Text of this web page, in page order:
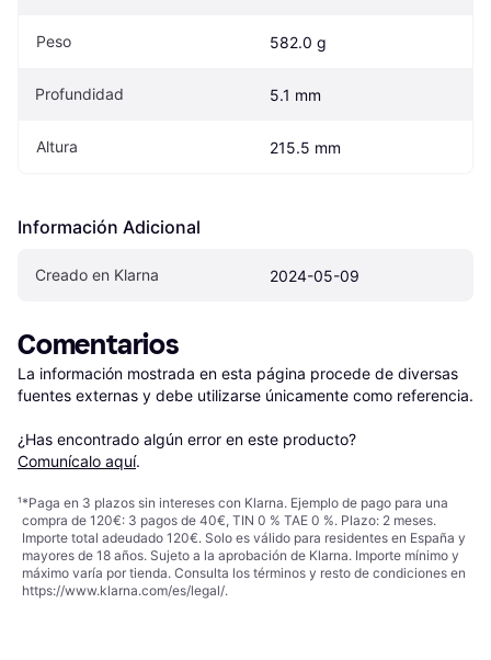
Peso 582.0 g
Profundidad 5.1 mm
Altura 215.5 mm
Información Adicional
Creado en Klarna 2024-05-09
Comentarios
La información mostrada en esta página procede de diversas
fuentes externas y debe utilizarse únicamente como referencia.
¿Has encontrado algún error en este producto?
Comunícalo aquí.
¹*Paga en 3 plazos sin intereses con Klarna. Ejemplo de pago para una
compra de 120€: 3 pagos de 40€, TIN 0 % TAE 0 %. Plazo: 2 meses.
Importe total adeudado 120€. Solo es válido para residentes en España y
mayores de 18 años. Sujeto a la aprobación de Klarna. Importe mínimo y
máximo varía por tienda. Consulta los términos y resto de condiciones en
https://www.klarna.com/es/legal/.